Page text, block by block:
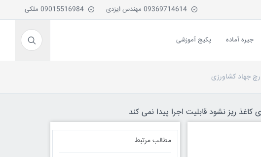
جیره آماده پکیج آموزشی
ریز نشود قابلیت اجرا پیدا نمی کند
مطالب مرتبط